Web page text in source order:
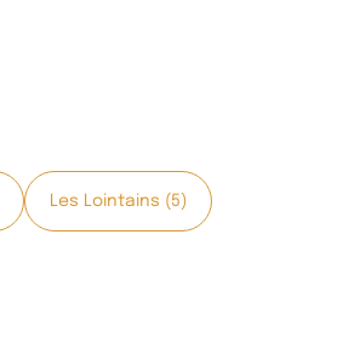
Les Lointains (5)